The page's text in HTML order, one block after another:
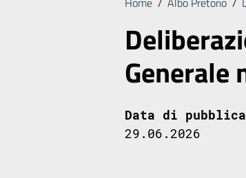
Generale
Data di
29.06.2026